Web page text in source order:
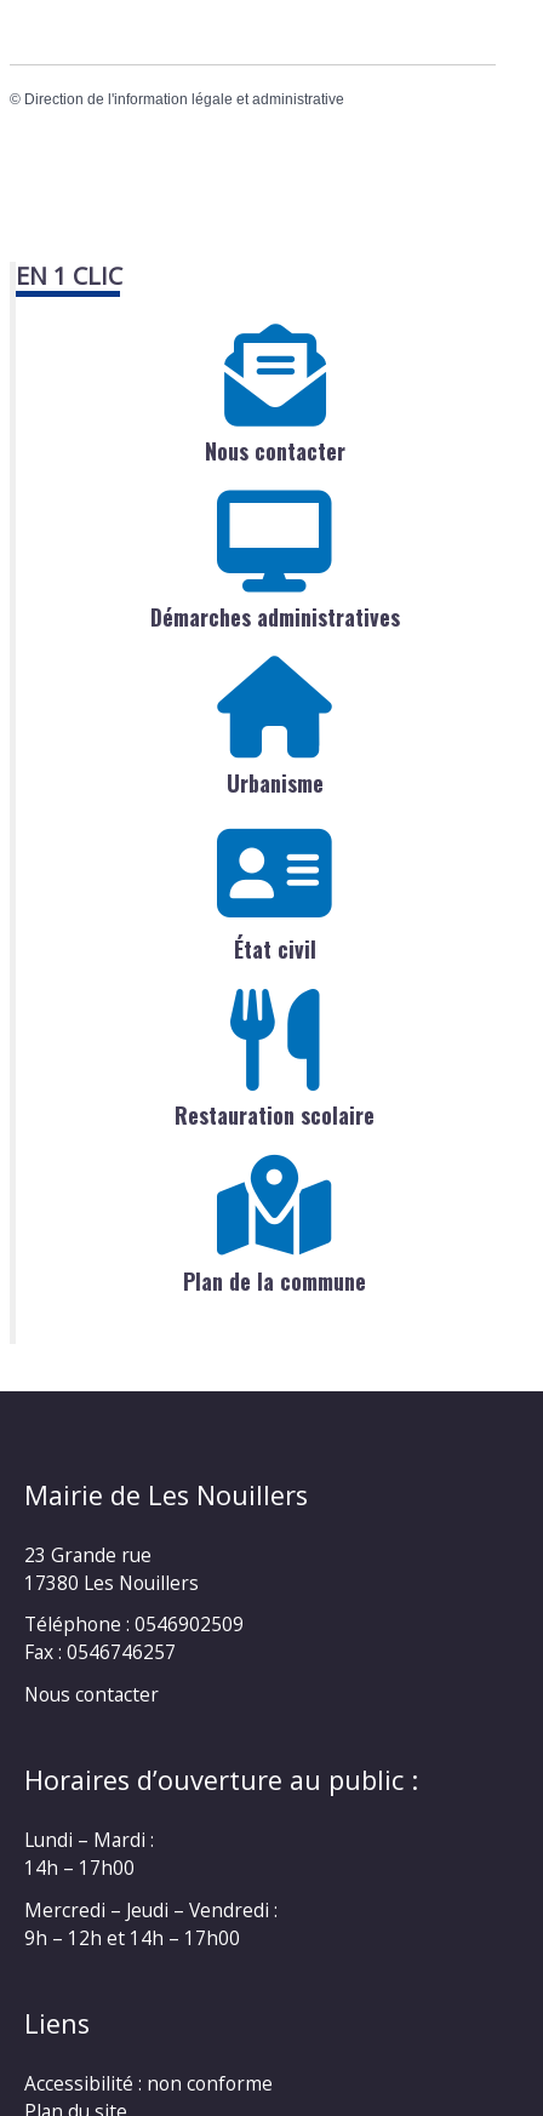
© Direction de l'information légale et administrative
EN 1 CLIC
Nous contacter
Démarches administratives
Urbanisme
État civil
Restauration scolaire
Plan de la commune
Mairie de Les Nouillers
23 Grande rue
17380 Les Nouillers
Téléphone : 0546902509
Fax : 0546746257
Nous contacter
Horaires d’ouverture au public :
Lundi – Mardi :
14h – 17h00
Mercredi – Jeudi – Vendredi :
9h – 12h et 14h – 17h00
Liens
Accessibilité : non conforme